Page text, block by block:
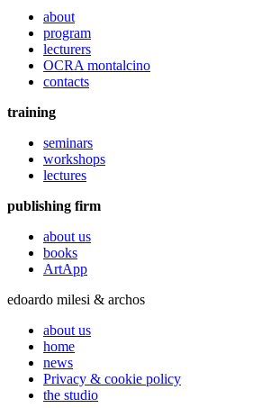
about
program
lecturers
OCRA montalcino
contacts
training
seminars
workshops
lectures
publishing firm
about us
books
ArtApp
edoardo milesi & archos
about us
home
news
Privacy & cookie policy
the studio